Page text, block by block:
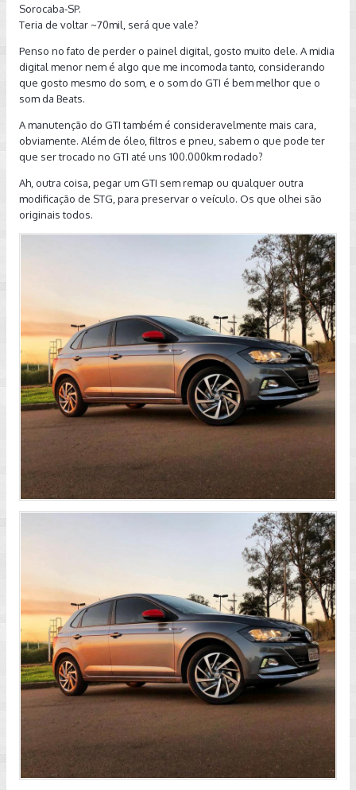
Sorocaba-SP.
Teria de voltar ~70mil, será que vale?
Penso no fato de perder o painel digital, gosto muito dele. A midia
digital menor nem é algo que me incomoda tanto, considerando
que gosto mesmo do som, e o som do GTI é bem melhor que o
som da Beats.
A manutenção do GTI também é consideravelmente mais cara,
obviamente. Além de óleo, filtros e pneu, sabem o que pode ter
que ser trocado no GTI até uns 100.000km rodado?
Ah, outra coisa, pegar um GTI sem remap ou qualquer outra
modificação de STG, para preservar o veículo. Os que olhei são
originais todos.